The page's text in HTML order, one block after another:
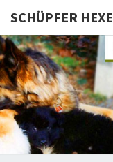
SCHÜPFER HEXE